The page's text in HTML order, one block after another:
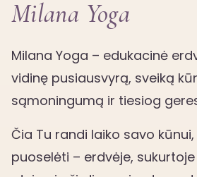
Milana Yoga
Milana Yoga – edukacinė
vidinę pusiausvyrą, sveiką
sąmoningumą ir tiesiog
Čia Tu randi laiko savo
puoselėti – erdvėje,